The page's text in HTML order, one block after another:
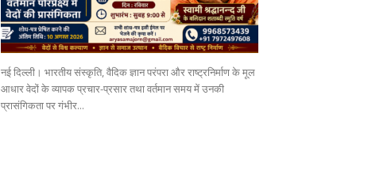
नई दिल्ली। भारतीय संस्कृति, वैदिक ज्ञान परंपरा और राष्ट्रनिर्माण के मूल
आधार वेदों के व्यापक प्रचार-प्रसार तथा वर्तमान समय में उनकी
प्रासंगिकता पर गंभीर...